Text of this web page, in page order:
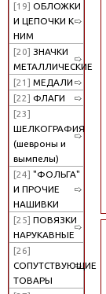
[19] ОБЛОЖКИ
И ЦЕПОЧКИ К
НИМ
[20] ЗНАЧКИ
МЕТАЛЛИЧЕСКИЕ
[21] МЕДАЛИ
[22] ФЛАГИ
[23]
ШЕЛКОГРАФИЯ
(шевроны и
вымпелы)
[24] "ФОЛЬГА"
И ПРОЧИЕ
НАШИВКИ
[25] ПОВЯЗКИ
НАРУКАВНЫЕ
[26]
СОПУТСТВУЮЩИЕ
ТОВАРЫ